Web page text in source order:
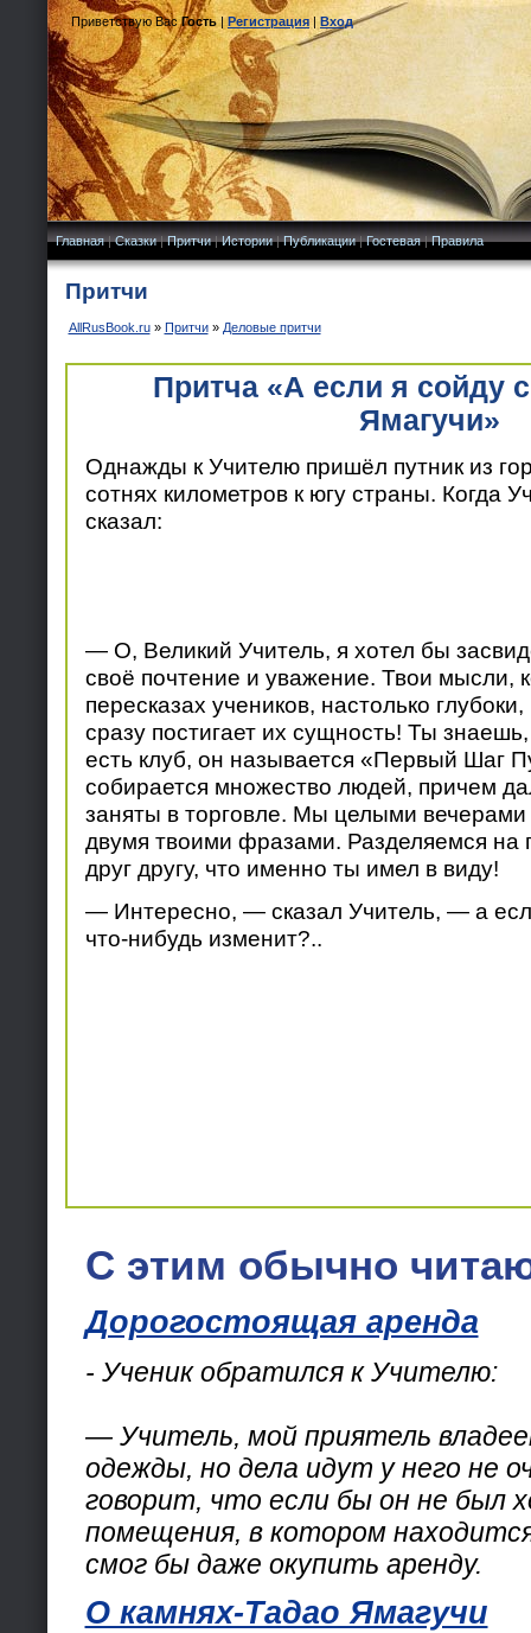
Приветствую Вас Гость|Регистрация|Вход
Главная|Сказки|Притчи|Истории|Публикации|Гостевая|Правила
Притчи
AllRusBook.ru» Притчи» Деловые притчи
Притча «А если я сойду
Ямагучи»
Однажды к Учителю пришёл путник из
сотнях километров к югу страны. Когда
сказал:
— О, Великий Учитель, я хотел бы
своё почтение и уважение. Твои мысли,
пересказах учеников, настолько
сразу постигает их сущность! Ты
есть клуб, он называется «Первый Шаг
собирается множество людей, причем
заняты в торговле. Мы целыми
двумя твоими фразами. Разделяемся на
друг другу, что именно ты имел в виду!
— Интересно, — сказал Учитель, — а
что-нибудь изменит?..
С этим обычно
Дорогостоящая аренда
- Ученик обратился к Учителю:
— Учитель, мой приятель
одежды, но дела идут у него не
говорит, что если бы он не был
помещения, в котором
смог бы даже окупить аренду.
О камнях-Тадао Ямагучи